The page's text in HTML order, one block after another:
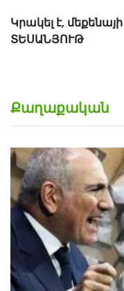
տակ գցել ու
Քաղաքական